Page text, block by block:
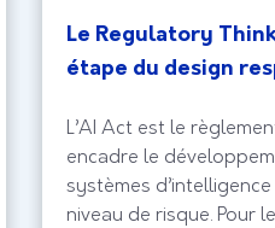
Le Regulatory
étape du design
L’AI Act est le
encadre le
systèmes
niveau de risque. Pour